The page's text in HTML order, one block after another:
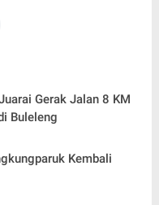
Gerak Jalan 8 KM
Buleleng
Kembali